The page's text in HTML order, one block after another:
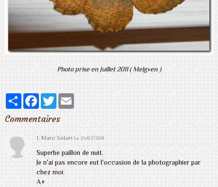
Photo prise en Juillet 2011 ( Melgven )
PartagerFacebook
TwitterEmail
Commentaires
1.Marc Solari Le 25/07/2011
Superbe paillon de nuit.
Je n'ai pas encore eut l'occasion de la photographier par
chez moi.
A+